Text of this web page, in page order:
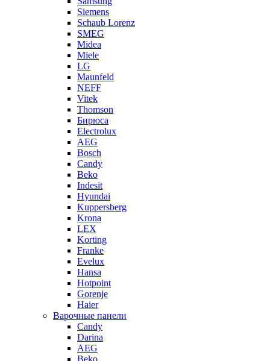
Siemens
Schaub Lorenz
SMEG
Midea
Miele
LG
Maunfeld
NEFF
Vitek
Thomson
Бирюса
Electrolux
AEG
Bosch
Candy
Beko
Indesit
Hyundai
Kuppersberg
Krona
LEX
Korting
Franke
Evelux
Hansa
Hotpoint
Gorenje
Haier
Варочные панели
Candy
Darina
AEG